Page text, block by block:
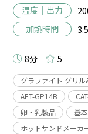
温度｜出力
加熱時間
8分 5
グラファイト グリ
AET-GP14B
卵・乳製品
基
ホットサンドメーカ